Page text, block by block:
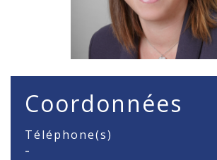
Coordonnées
Téléphone(s)
-